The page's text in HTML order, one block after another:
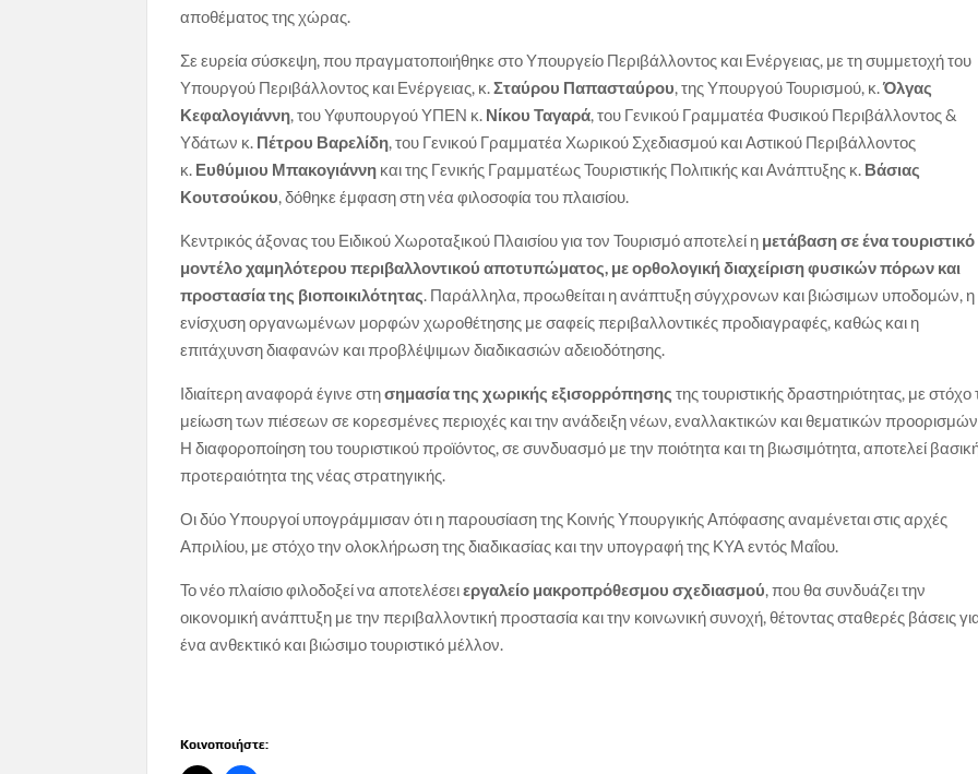
αποθέματος της χώρας.
Σε ευρεία σύσκεψη, που πραγματοποιήθηκε στο Υπουργείο Περιβάλλοντος και Ενέργειας, με τη συμμετοχή του
Υπουργού Περιβάλλοντος και Ενέργειας, κ.Σταύρου Παπασταύρου, της Υπουργού Τουρισμού, κ.Όλγας
Κεφαλογιάννη, του Υφυπουργού ΥΠΕΝ κ. Νίκου Ταγαρά, του Γενικού Γραμματέα Φυσικού Περιβάλλοντος &
Υδάτων κ. Πέτρου Βαρελίδη, του Γενικού Γραμματέα Χωρικού Σχεδιασμού και Αστικού Περιβάλλοντος
κ. Ευθύμιου Μπακογιάννη και της Γενικής Γραμματέως Τουριστικής Πολιτικής και Ανάπτυξης κ. Βάσιας
Κουτσούκου, δόθηκε έμφαση στη νέα φιλοσοφία του πλαισίου.
Κεντρικός άξονας του Ειδικού Χωροταξικού Πλαισίου για τον Τουρισμό αποτελεί η μετάβαση σε ένα τουριστικό
μοντέλο χαμηλότερου περιβαλλοντικού αποτυπώματος, με ορθολογική διαχείριση φυσικών πόρων και
προστασία της βιοποικιλότητας. Παράλληλα, προωθείται η ανάπτυξη σύγχρονων και βιώσιμων υποδομών, η
ενίσχυση οργανωμένων μορφών χωροθέτησης με σαφείς περιβαλλοντικές προδιαγραφές, καθώς και η
επιτάχυνση διαφανών και προβλέψιμων διαδικασιών αδειοδότησης.
Ιδιαίτερη αναφορά έγινε στησημασία της χωρικής εξισορρόπησης της τουριστικής δραστηριότητας, με στόχο
μείωση των πιέσεων σε κορεσμένες περιοχές και την ανάδειξη νέων, εναλλακτικών και θεματικών
Η διαφοροποίηση του τουριστικού προϊόντος, σε συνδυασμό με την ποιότητα και τη βιωσιμότητα, αποτελεί
προτεραιότητα της νέας στρατηγικής.
Οι δύο Υπουργοί υπογράμμισαν ότι η παρουσίαση της Κοινής Υπουργικής Απόφασης αναμένεται στις αρχές
Απριλίου, με στόχο την ολοκλήρωση της διαδικασίας και την υπογραφή της ΚΥΑ εντός Μαΐου.
Το νέο πλαίσιο φιλοδοξεί να αποτελέσειεργαλείο μακροπρόθεσμου σχεδιασμού, που θα συνδυάζει την
οικονομική ανάπτυξη με την περιβαλλοντική προστασία και την κοινωνική συνοχή, θέτοντας σταθερές βάσεις
ένα ανθεκτικό και βιώσιμο τουριστικό μέλλον.
Κοινοποιήστε: